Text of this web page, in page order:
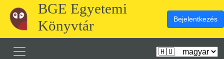
BGE Egyetemi
Könyvtár
Bejelentkezés